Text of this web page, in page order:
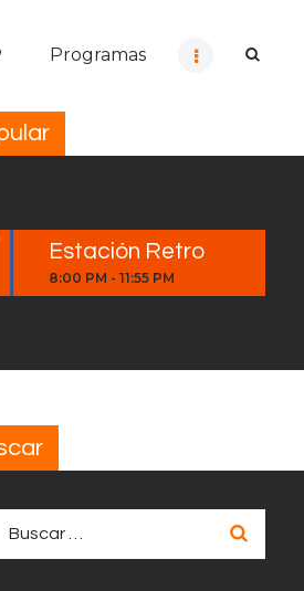
Programas
Estación Retro
8:00 PM -11:55 PM